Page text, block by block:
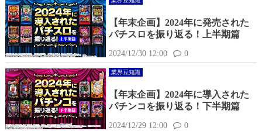
【年末企画】2024年に発売された
パチスロを振り返る！上半期篇
2024/12/30 12:00 0
業界豆知識
【年末企画】2024年に導入された
パチンコを振り返る！下半期篇
2024/12/29 12:00 0